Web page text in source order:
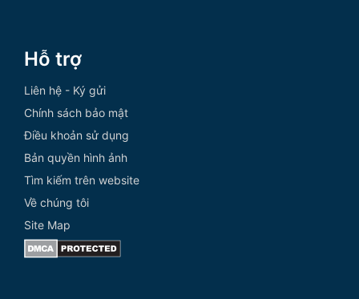
Hỗ trợ
Liên hệ - Ký gửi
Chính sách bảo mật
Điều khoản sử dụng
Bản quyền hình ảnh
Tìm kiếm trên website
Về chúng tôi
Site Map